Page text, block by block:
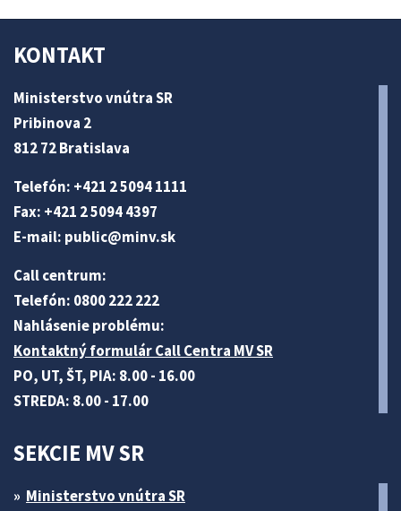
KONTAKT
Ministerstvo vnútra SR
Pribinova 2
812 72 Bratislava
Telefón: +421 2 5094 1111
Fax: +421 2 5094 4397
E-mail: public@minv.sk
Call centrum:
Telefón: 0800 222 222
Nahlásenie problému:
Kontaktný formulár Call Centra MV SR
PO, UT, ŠT, PIA: 8.00 - 16.00
STREDA: 8.00 - 17.00
SEKCIE MV SR
Ministerstvo vnútra SR